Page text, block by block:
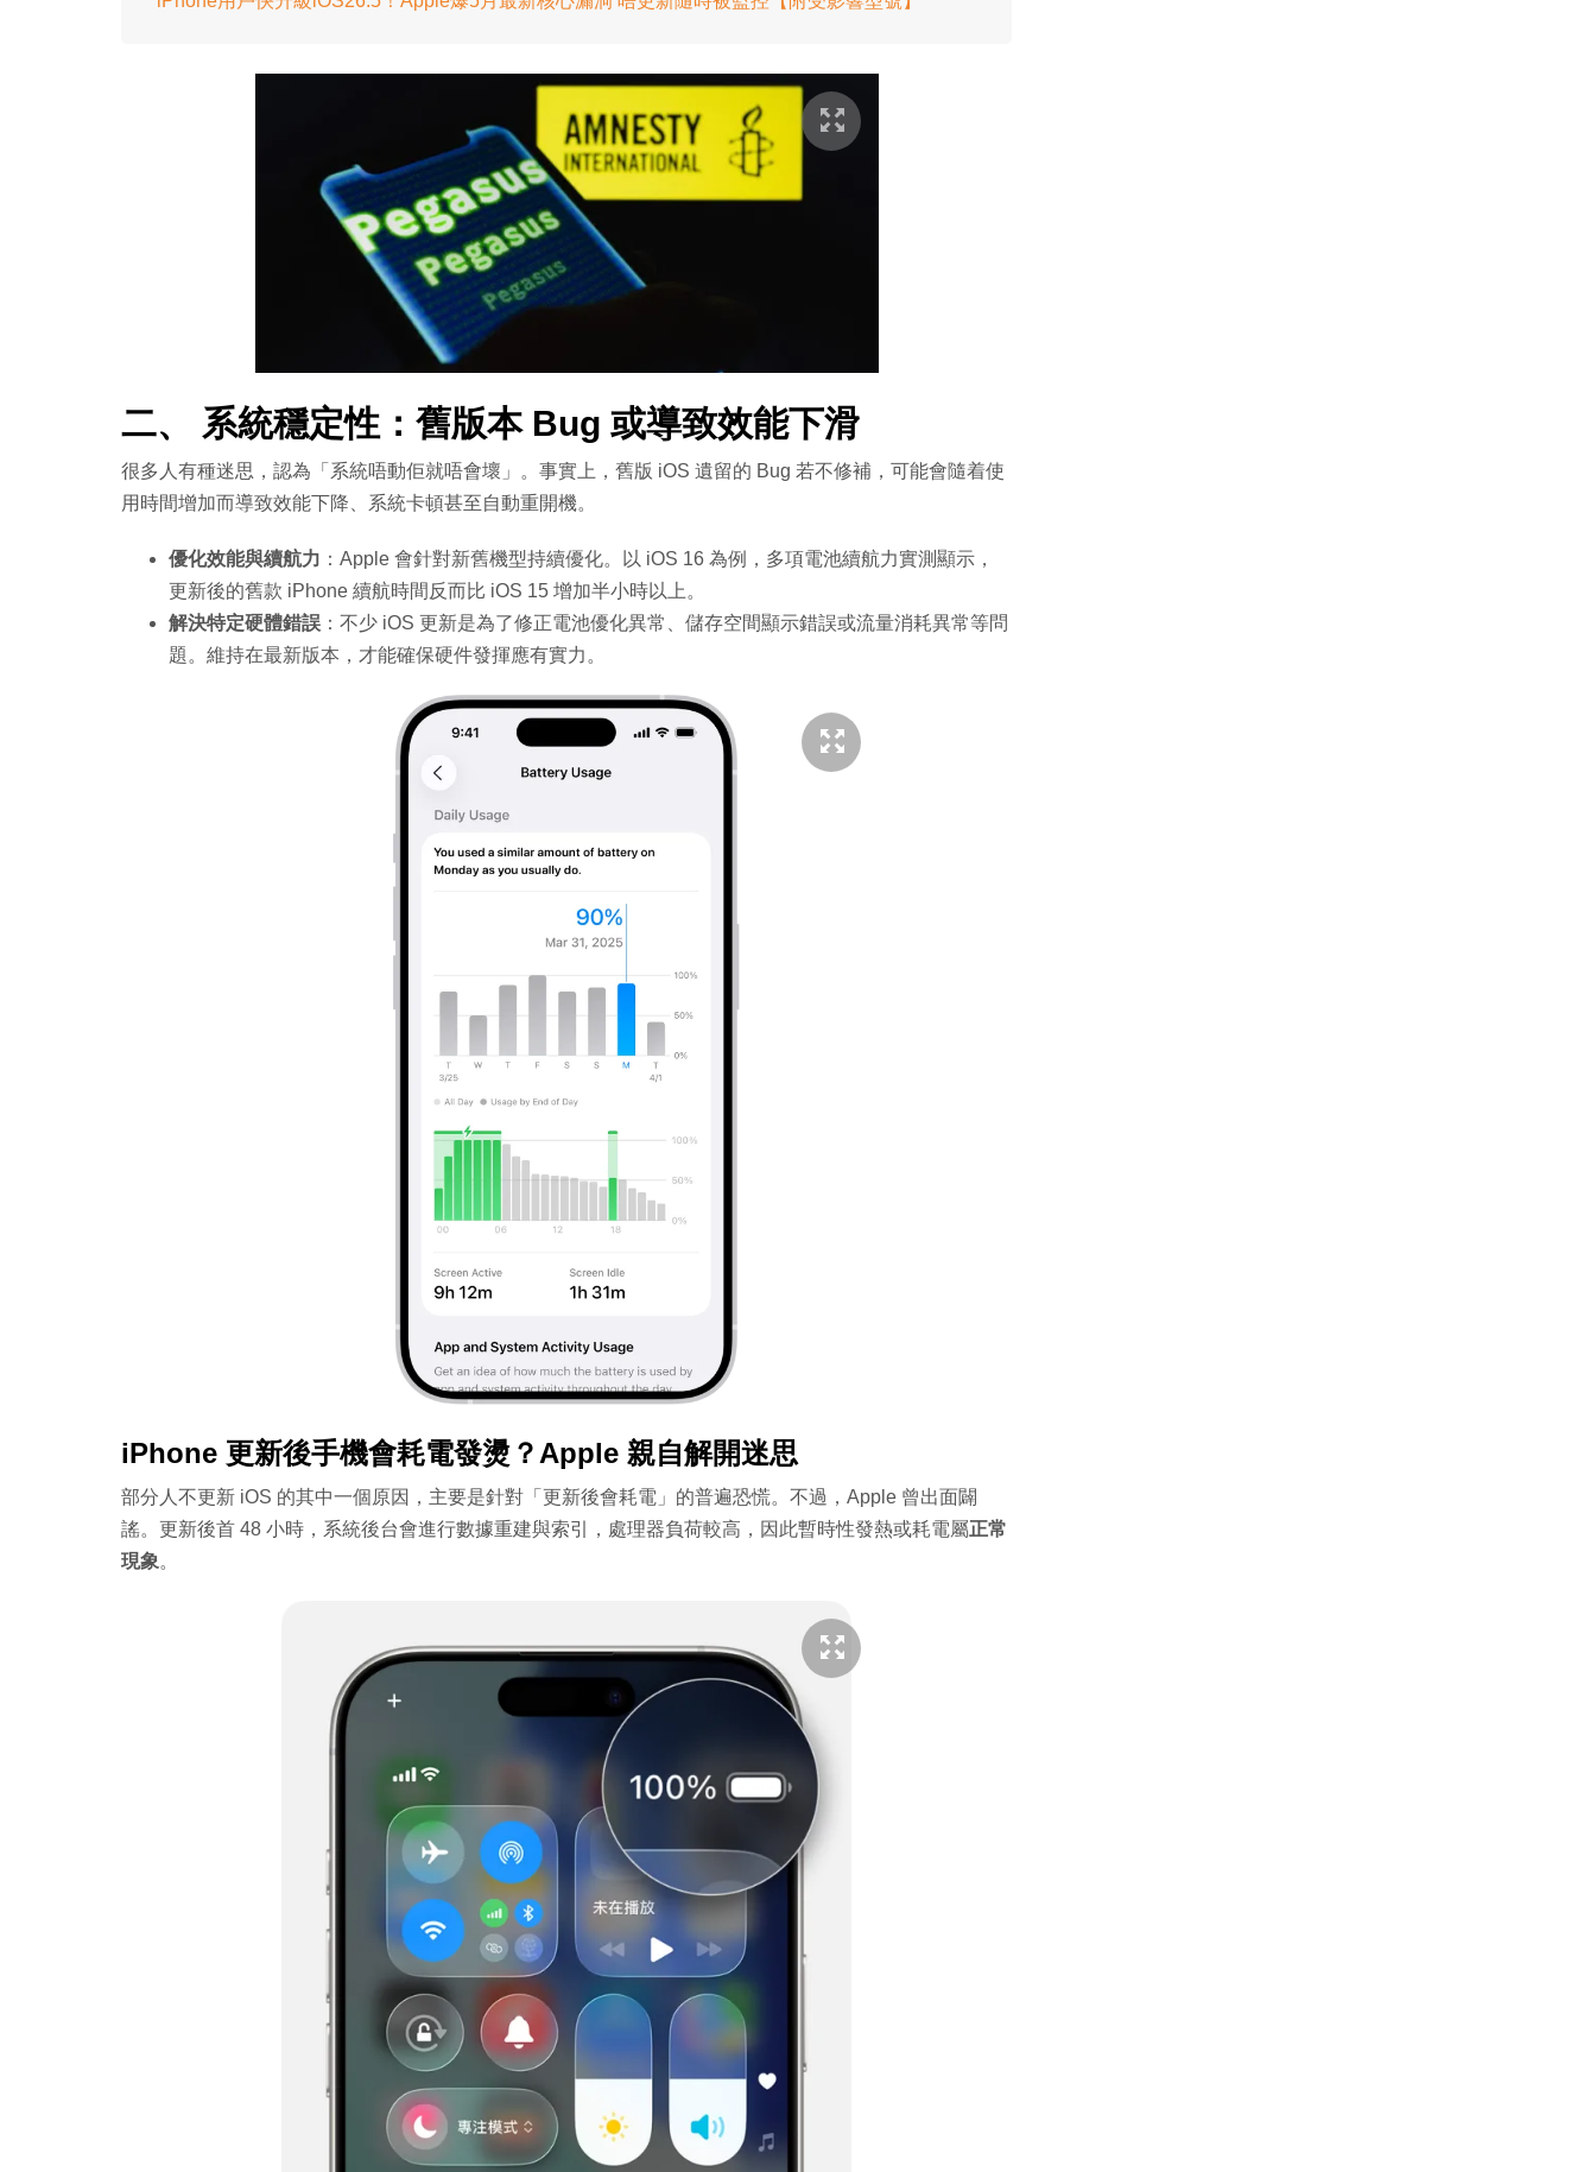
二、 系統穩定性：舊版本 Bug 或導致效能下滑
很多人有種迷思，認為「系統唔動佢就唔會壞」。事實上，舊版 iOS 遺留的 Bug 若不修補，可能會隨着使
用時間增加而導致效能下降、系統卡頓甚至自動重開機。
優化效能與續航力 ：Apple 會針對新舊機型持續優化。以 iOS 16 為例，多項電池續航力實測顯示，
更新後的舊款 iPhone 續航時間反而比 iOS 15 增加半小時以上。
解決特定硬體錯誤 ：不少 iOS 更新是為了修正電池優化異常、儲存空間顯示錯誤或流量消耗異常等問
題。維持在最新版本，才能確保硬件發揮應有實力。
iPhone 更新後手機會耗電發燙？Apple 親自解開迷思
部分人不更新 iOS 的其中一個原因，主要是針對「更新後會耗電」的普遍恐慌。不過，Apple 曾出面闢
謠。更新後首 48 小時，系統後台會進行數據重建與索引，處理器負荷較高，因此暫時性發熱或耗電屬正常
現象。